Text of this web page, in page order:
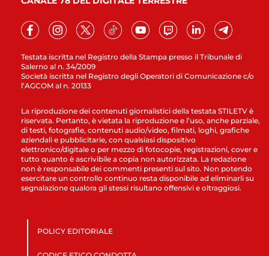
Testata iscritta nel Registro della Stampa presso il Tribunale di
Salerno al n. 34/2009
Società iscritta nel Registro degli Operatori di Comunicazione c/o
l’AGCOM al n. 20133
La riproduzione dei contenuti giornalistici della testata STILETV è
riservata. Pertanto, è vietata la riproduzione e l’uso, anche parziale,
di testi, fotografie, contenuti audio/video, filmati, loghi, grafiche
aziendali e pubblicitarie, con qualsiasi dispositivo
elettronico/digitale o per mezzo di fotocopie, registrazioni, cover e
tutto quanto è ascrivibile a copia non autorizzata. La redazione
non è responsabile dei commenti presenti sul sito. Non potendo
esercitare un controllo continuo resta disponibile ad eliminarli su
segnalazione qualora gli stessi risultano offensivi e oltraggiosi.
POLICY EDITORIALE